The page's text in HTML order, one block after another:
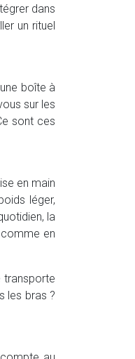
dans
un rituel
boîte à
sur les
sont ces
en main
léger,
la
en
transporte
les bras ?